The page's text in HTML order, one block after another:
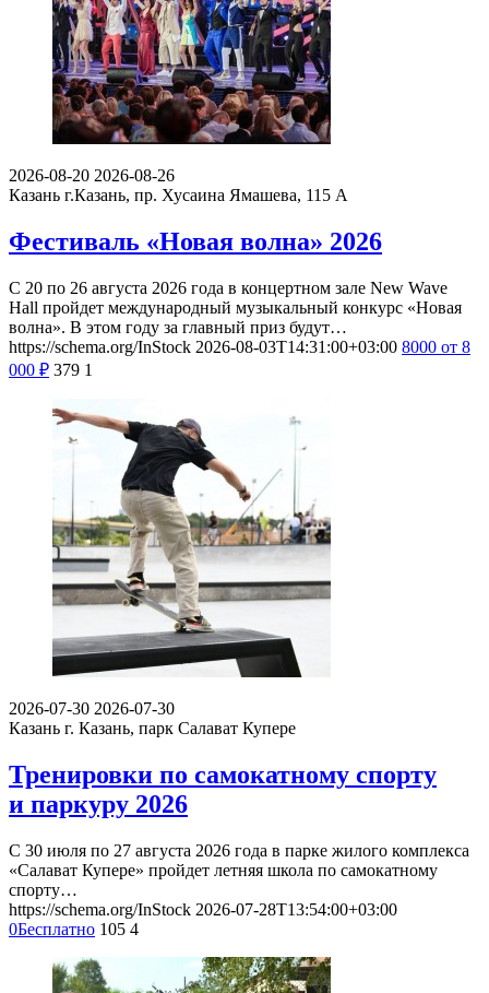
2026-08-20 2026-08-26
Казань г.Казань, пр. Хусаина Ямашева, 115 A
Фестиваль «Новая волна» 2026
С 20 по 26 августа 2026 года в концертном зале New Wave
Hall пройдет международный музыкальный конкурс «Новая
волна». В этом году за главный приз будут…
https://schema.org/InStock 2026-08-03T14:31:00+03:00 8000 от 8
000 ₽ 379 1
2026-07-30 2026-07-30
Казань г. Казань, парк Салават Купере
Тренировки по самокатному спорту
и паркуру 2026
С 30 июля по 27 августа 2026 года в парке жилого комплекса
«Салават Купере» пройдет летняя школа по самокатному
спорту…
https://schema.org/InStock 2026-07-28T13:54:00+03:00
0Бесплатно 105 4